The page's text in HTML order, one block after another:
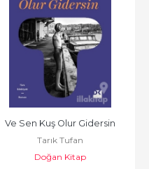
Ve Sen Kuş Olur Gidersin
Tarık Tufan
Doğan Kitap